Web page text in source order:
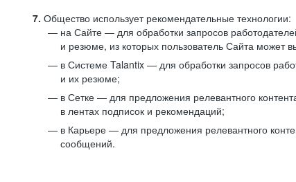
7. Общество использует рекомендательные технологии:
на Сайте — для обработки запросов
и резюме, из которых пользователь Сайта может
в Системе Talantix — для обработки запросов
и их резюме;
в Сетке — для предложения релевантного
в лентах подписок и рекомендаций;
в Карьере — для предложения релевантного
сообщений.